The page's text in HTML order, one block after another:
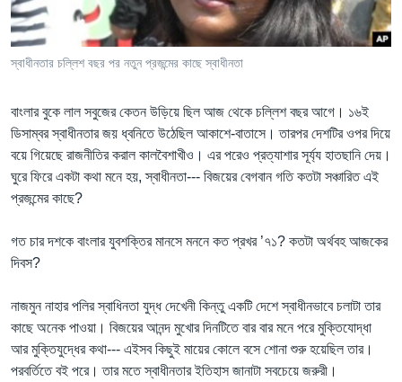
Learning English
অন্য ভাষায় ওয়েব সাইট
স্বাধীনতার চল্লিশ বছর পর নতুন প্রজন্মের কাছে স্বাধীনতা
বাংলার বুকে লাল সবুজের কেতন উড়িয়ে ছিল আজ থেকে চল্লিশ বছর আগে। ১৬ই
ডিসাম্বর স্বাধীনতার জয় ধ্বনিতে উঠেছিল আকাশে-বাতাসে। তারপর দেশটির ওপর দিয়ে
বয়ে গিয়েছে রাজনীতির করাল কালবৈশাখীও। এর পরেও প্রত্যাশার সূর্য্য হাতছানি দেয়।
ঘুরে ফিরে একটা কথা মনে হয়, স্বাধীনতা--- বিজয়ের বেগবান গতি কতটা সঞ্চারিত এই
প্রজন্মের কাছে?
গত চার দশকে বাংলার যুবশক্তির মানসে মননে কত প্রখর ’৭১? কতটা অর্থবহ আজকের
দিবস?
নাজমুন নাহার পলির স্বাধিনতা যুদ্ধ দেখেনী কিন্তু একটি দেশে স্বাধীনভাবে চলাটা তার
কাছে অনেক পাওয়া। বিজয়ের আনন্দ মুখোর দিনটিতে বার বার মনে পরে মুক্তিযোদ্ধা
আর মুক্তিযুদ্ধের কথা--- এইসব কিছুই মায়ের কোলে বসে শোনা শুরু হয়েছিল তার।
পরবর্তিতে বই পরে। তার মতে স্বাধীনতার ইতিহাস জানাটা সবচেয়ে জরুরী।